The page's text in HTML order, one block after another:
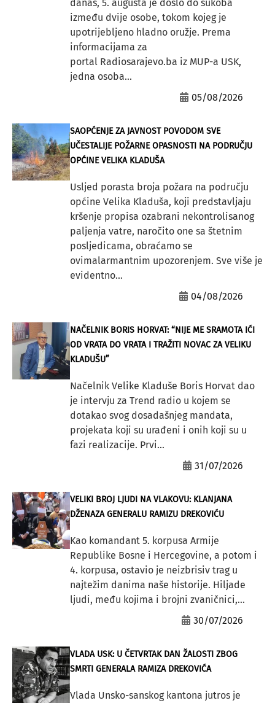
danas, 5. augusta je došlo do sukoba
između dvije osobe, tokom kojeg je
upotrijebljeno hladno oružje. Prema
informacijama za
portal Radiosarajevo.ba iz MUP-a USK,
jedna osoba...
05/08/2026
SAOPĆENJE ZA JAVNOST POVODOM SVE
UČESTALIJE POŽARNE OPASNOSTI NA PODRUČJU
OPĆINE VELIKA KLADUŠA
Usljed porasta broja požara na području
općine Velika Kladuša, koji predstavljaju
kršenje propisa ozabrani nekontrolisanog
paljenja vatre, naročito one sa štetnim
posljedicama, obraćamo se
ovimalarmantnim upozorenjem. Sve više je
evidentno...
04/08/2026
NAČELNIK BORIS HORVAT: “NIJE ME SRAMOTA IĆI
OD VRATA DO VRATA I TRAŽITI NOVAC ZA VELIKU
KLADUŠU”
Načelnik Velike Kladuše Boris Horvat dao
je intervju za Trend radio u kojem se
dotakao svog dosadašnjeg mandata,
projekata koji su urađeni i onih koji su u
fazi realizacije. Prvi...
31/07/2026
VELIKI BROJ LJUDI NA VLAKOVU: KLANJANA
DŽENAZA GENERALU RAMIZU DREKOVIĆU
Kao komandant 5. korpusa Armije
Republike Bosne i Hercegovine, a potom i
4. korpusa, ostavio je neizbrisiv trag u
najtežim danima naše historije. Hiljade
ljudi, među kojima i brojni zvaničnici,...
30/07/2026
VLADA USK: U ČETVRTAK DAN ŽALOSTI ZBOG
SMRTI GENERALA RAMIZA DREKOVIĆA
Vlada Unsko-sanskog kantona jutros je